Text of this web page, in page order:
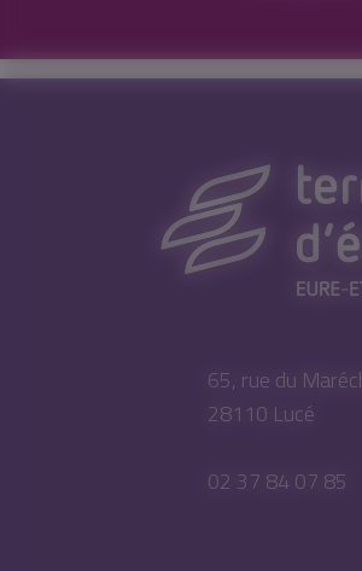
65, rue du
28110 Lucé
02 37 84 07 85